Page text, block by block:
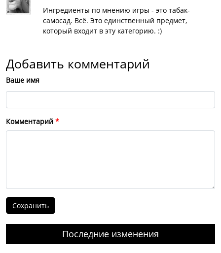
Ингредиенты по мнению игры - это табак-
самосад. Всё. Это единственный предмет,
который входит в эту категорию. :)
Добавить комментарий
Ваше имя
Комментарий
Последние изменения